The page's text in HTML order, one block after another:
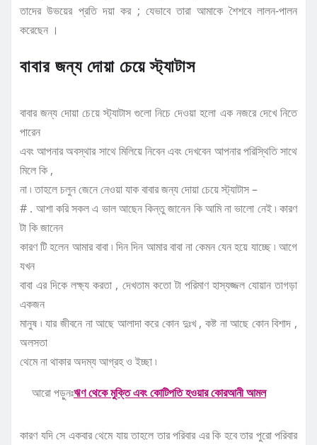
তাদের উভয়ের প্রতি দয়া কর ; যেভাবে তারা আমাকে শৈশবে লালন-পালন
করেছেন ।
বাবার জন্য দোয়া চেয়ে স্ট্যাটাস
বাবার জন্য দোয়া চেয়ে স্ট্যাটাস গুলো নিচে দেওয়া হলো এক নজরে দেখে নিতে
পারেন
এবং আপনার অবস্থার সাথে মিলিয়ে নিবেন এবং দেখবেন আপনার পরিস্থিতি সাথে
মিলে কি ,
না ৷ তাহলে চলুন জেনে নেওয়া যাক বাবার জন্য দোয়া চেয়ে স্ট্যাটাস –
# . আশা করি সকল এ ভাল আছেন কিন্তু জানেন কি আমি না ভালো নেই ৷ কারণ
টা কি জানেন
কারণ টি হলেন আমার বাবা ৷ দিন দিন আমার বাবা না কেমন যেন হয়ে যাচ্ছে ৷ আগে
যখন
বাবা এর দিকে লক্ষ্য করতা , দেখতাম কতো টা পরিমাণ হাস্যজ্জল যোয়ান তাগড়া
একজন
মানুষ ৷ যার জীবনে না আছে আলাদা করে কোন দুঃখ , কষ্ট না আছে কোন বিশাদ ,
অলসতা
থেমে না থাকার অদম্য আগ্রহ ও ইচ্ছা ৷
আরো পড়ুনঃঋণ থেকে মুক্তি এবং কোটিপতি হওয়ার কোরআনী আমল
কারণ যদি সে একবার থেমে যায় তাহলে তার পরিবার এর কি হবে তার পুরো পরিবার